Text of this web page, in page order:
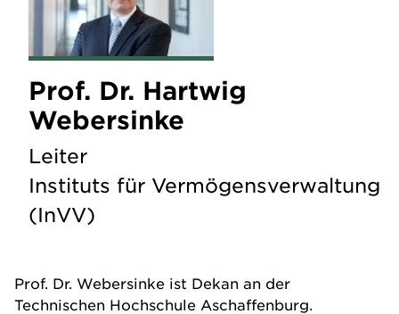
Prof. Dr. Hartwig
Webersinke
Leiter
Instituts für Vermögensverwaltung
(InVV)
Prof. Dr. Webersinke ist Dekan an der
Technischen Hochschule Aschaffenburg.